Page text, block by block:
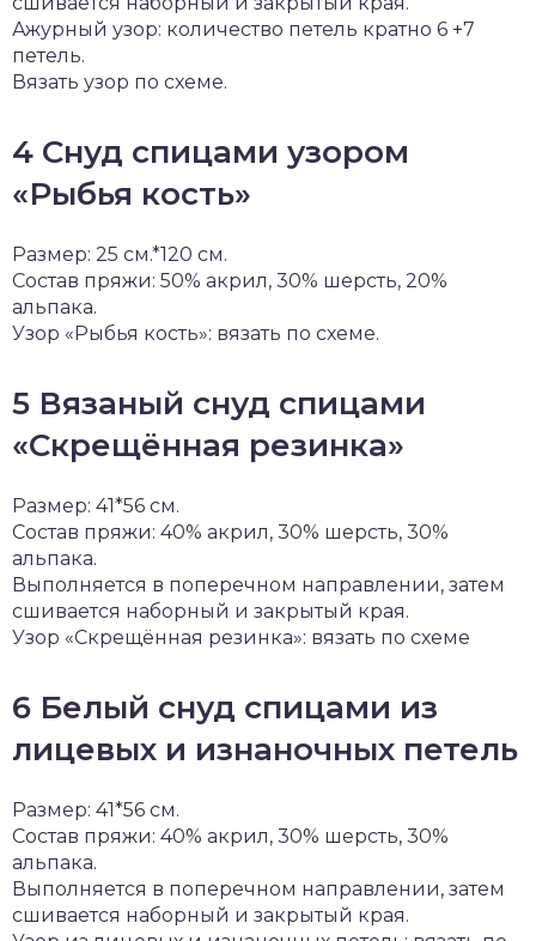
Ажурный узор: количество петель кратно 6 +7
петель.
Вязать узор по схеме.
4 Cнуд спицами узором
«Рыбья кость»
Размер: 25 см.*120 см.
Состав пряжи: 50% акрил, 30% шерсть, 20%
альпака.
Узор «Рыбья кость»: вязать по схеме.
5 Вязаный снуд спицами
«Скрещённая резинка»
Размер: 41*56 см.
Состав пряжи: 40% акрил, 30% шерсть, 30%
альпака.
Выполняется в поперечном направлении, затем
сшивается наборный и закрытый края.
Узор «Скрещённая резинка»: вязать по схеме
6 Белый снуд спицами из
лицевых и изнаночных петель
Размер: 41*56 см.
Состав пряжи: 40% акрил, 30% шерсть, 30%
альпака.
Выполняется в поперечном направлении, затем
сшивается наборный и закрытый края.